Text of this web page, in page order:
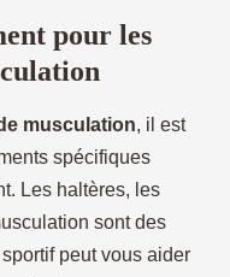
pour les
musculation, il est
spécifiques
Les haltères, les
sont des
peut vous aider